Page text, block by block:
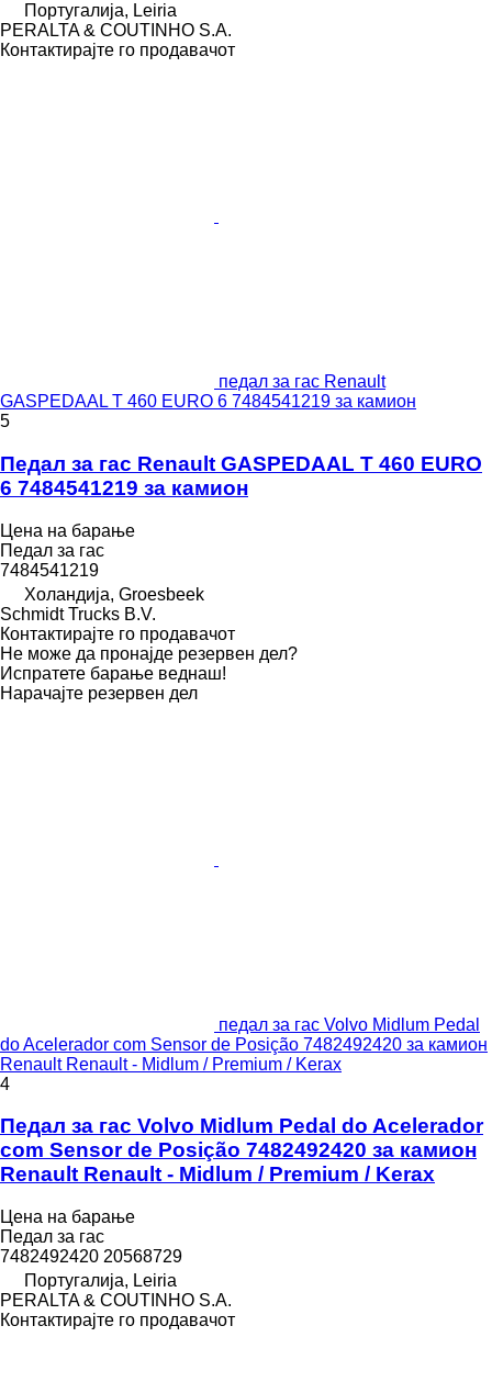
Португалија, Leiria
PERALTA & COUTINHO S.A.
Контактирајте го продавачот
педал за гас Renault
GASPEDAAL T 460 EURO 6 7484541219 за камион
5
Педал за гас Renault GASPEDAAL T 460 EURO
6 7484541219 за камион
Цена на барање
Педал за гас
7484541219
Холандија, Groesbeek
Schmidt Trucks B.V.
Контактирајте го продавачот
Не може да пронајде резервен дел?
Испратете барање веднаш!
Нарачајте резервен дел
педал за гас Volvo Midlum Pedal
do Acelerador com Sensor de Posição 7482492420 за камион
Renault Renault - Midlum / Premium / Kerax
4
Педал за гас Volvo Midlum Pedal do Acelerador
com Sensor de Posição 7482492420 за камион
Renault Renault - Midlum / Premium / Kerax
Цена на барање
Педал за гас
7482492420 20568729
Португалија, Leiria
PERALTA & COUTINHO S.A.
Контактирајте го продавачот